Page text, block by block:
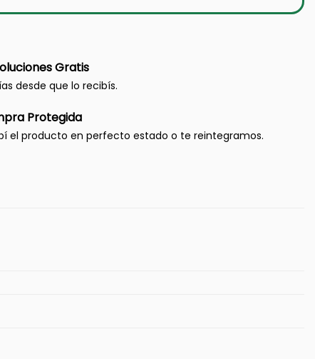
Gratis
desde que lo recibís.
Protegida
el producto en perfecto estado o te reintegramos.